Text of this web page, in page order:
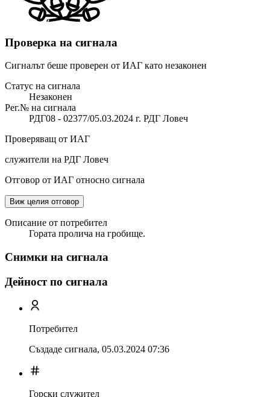
Проверка на сигнала
Сигналът беше проверен от ИАГ като незаконен
Статус на сигнала
Незаконен
Рег.№ на сигнала
РДГ08 - 02377/05.03.2024 г. РДГ Ловеч
Проверяващ от ИАГ
служители на РДГ Ловеч
Отговор от ИАГ относно сигнала
Виж целия отговор
Описание от потребител
Гората пролича на гробище.
Снимки на сигнала
Дейност по сигнала
Потребител
Създаде сигнала, 05.03.2024 07:36
Горски служител